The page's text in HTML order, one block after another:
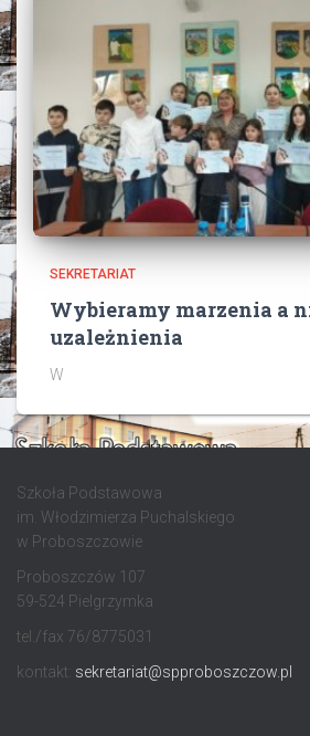
SEKRETARIAT
Wybieramy marzenia a
uzależnienia
W
Szkoła Podstawowa
im. Włodzimierza Puchalskiego
w Proboszczowie
Proboszczów 107
59-524 Pielgrzymka
tel./fax 76/8775031
kontakt: sekretariat@spproboszczow.pl